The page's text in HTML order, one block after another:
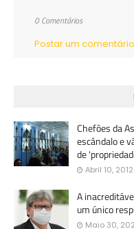
0 Comentários
Postar um comentário
Chefões da
escândalo e
de
Abril 10, 2012
A
um único
Maio 30,